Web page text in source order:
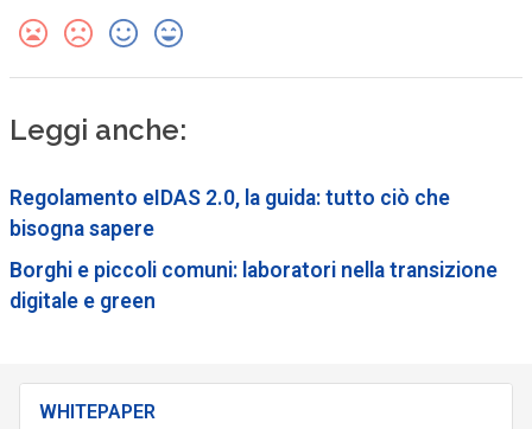
Leggi anche:
Regolamento eIDAS 2.0, la guida: tutto ciò che
bisogna sapere
Borghi e piccoli comuni: laboratori nella transizione
digitale e green
WHITEPAPER